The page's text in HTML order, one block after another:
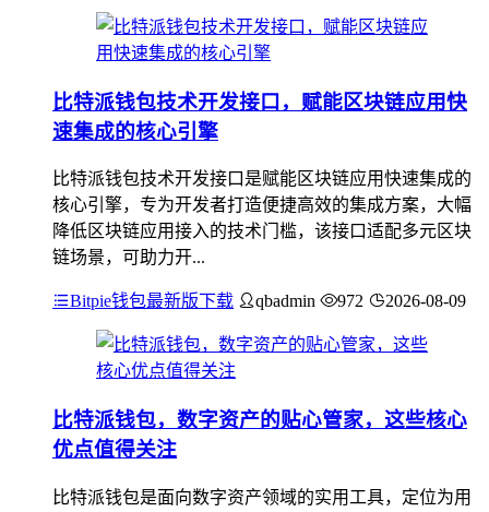
比特派钱包技术开发接口，赋能区块链应用快
速集成的核心引擎
比特派钱包技术开发接口是赋能区块链应用快速集成的
核心引擎，专为开发者打造便捷高效的集成方案，大幅
降低区块链应用接入的技术门槛，该接口适配多元区块
链场景，可助力开...
Bitpie钱包最新版下载 qbadmin 972 2026-08-09
比特派钱包，数字资产的贴心管家，这些核心
优点值得关注
比特派钱包是面向数字资产领域的实用工具，定位为用